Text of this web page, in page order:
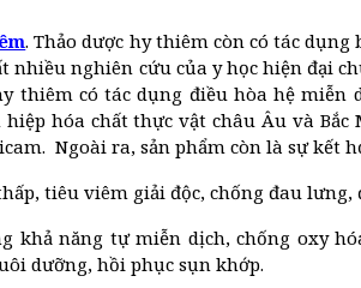
. Thảo dược hy thiêm còn có tác
nghiên cứu của y học hiện đại
thiêm có tác dụng điều hòa hệ
hóa chất thực vật châu Âu và
Ngoài ra, sản phẩm còn là sự kết
tiêu viêm giải độc, chống đau
khả năng tự miễn dịch, chống oxy
dưỡng, hồi phục sụn khớp.